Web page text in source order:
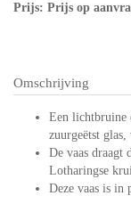
Prijs: Prijs op
Omschrijving
Een lichtbruine
zuurgeëtst
De vaas draagt
Lotharingse
Deze vaas is in